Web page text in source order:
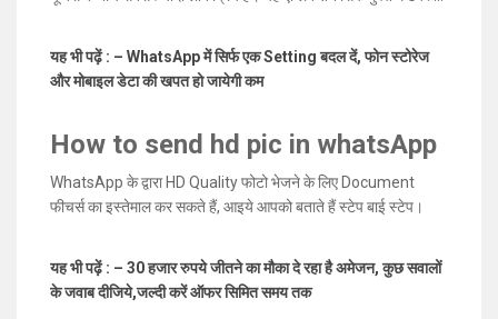
ऑडियो, वीडियो और पैसे भी भेज सकते हैं। यूजर्स को अपने साथ बनाये रखने
के लिए यह मैसेजिंग एप्प नए-नए फीचर्स लाती रहती है। हालांकि इस एप्प की
कई सारी खूबियां हैं, इसके बावजूद इसमें कई कमियां भी हैं। जिसमे सबसे
WhatsApp फाइलों को जल्दी भेजने के लिए उसे 70 प्रतिशत तक कम्प्रेस
ऐसी ट्रिक बताने जा रहे हैं, जिसे इस्तेमाल करने से आप HD Quality की
फोटो किसी को भी भेज ( How to send hd pic in whatsApp) सकते
यह भी पढ़ें : – WhatsApp में सिर्फ एक Setting बदल दें, फोन स्टोरेज
और मोबाइल डेटा की खपत हो जायेगी कम
How to send hd pic in whatsApp
WhatsApp के द्वारा HD Quality फोटो भेजने के लिए Document
फीचर्स का इस्तेमाल कर सकते हैं, आइये आपको बताते हैं स्टेप बाई स्टेप।
यह भी पढ़ें : – 30 हजार रुपये जीतने का मौका दे रहा है अमेजन, कुछ सवालों
के जवाब दीजिये,जल्दी करें ऑफर सिमित समय तक